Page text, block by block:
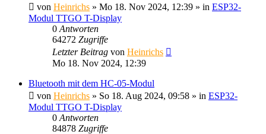
von Heinrichs » Mo 18. Nov 2024, 12:39 » in ESP32-
Modul TTGO T-Display
0 Antworten
64272 Zugriffe
Letzter Beitrag von Heinrichs
Mo 18. Nov 2024, 12:39
Bluetooth mit dem HC-05-Modul
von Heinrichs » So 18. Aug 2024, 09:58 » in ESP32-
Modul TTGO T-Display
0 Antworten
84878 Zugriffe